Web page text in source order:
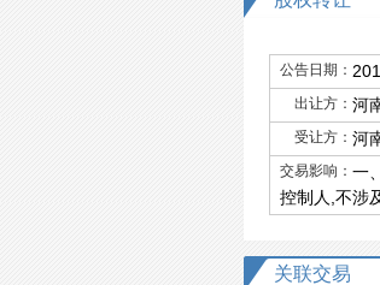
公告日期：
出让方： 河
受让方： 河
交易影响： 一
控制人,不涉
关联交易